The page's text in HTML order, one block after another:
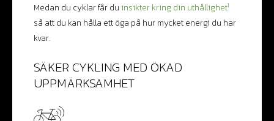
Medan du cyklar får du insikter kring din uthållighet1
så att du kan hålla ett öga på hur mycket energi du har
kvar.
SÄKER CYKLING MED ÖKAD
UPPMÄRKSAMHET